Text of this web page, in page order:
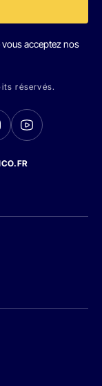
acceptez nos
réservés.